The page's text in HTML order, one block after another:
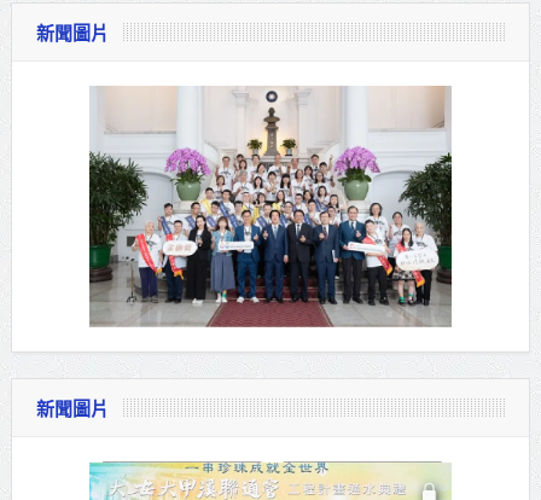
新聞圖片
新聞圖片